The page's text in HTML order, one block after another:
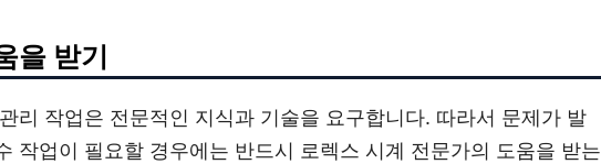
을 받기
리 작업은 전문적인 지식과 기술을 요구합니다. 따라서 문제가 발
작업이 필요할 경우에는 반드시 로렉스 시계 전문가의 도움을 받는